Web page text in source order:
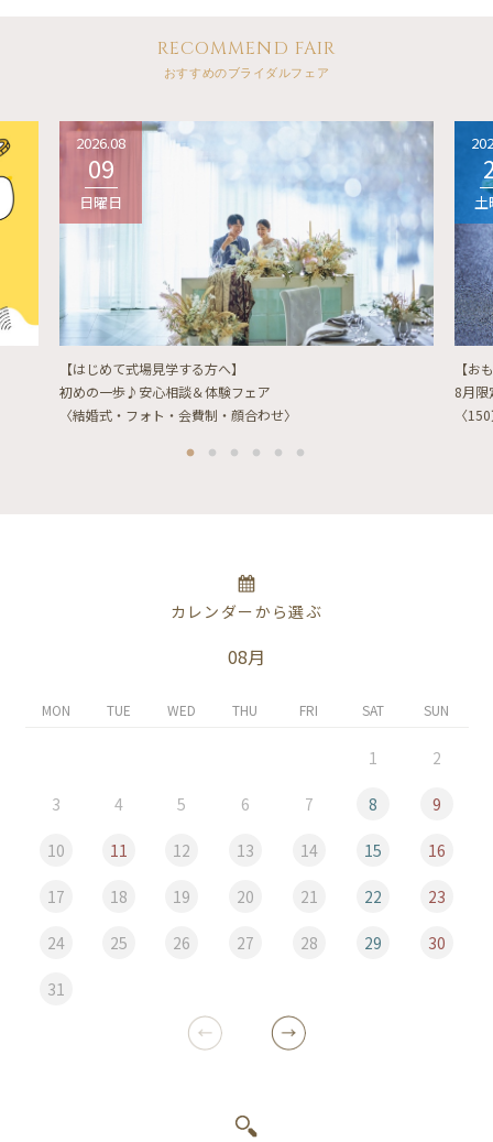
RECOMMEND FAIR
おすすめのブライダルフェア
2026.08
09
日曜日
【はじめて式場見学する方へ】
初めの一歩♪安心相談＆体験フェア
〈結婚式・フォト・会費制・顔合わせ〉
土
【お
8月限
〈
カレンダーから選ぶ
08月
MON TUE WED THU FRI SAT SUN
1 2
3 4 5 6 7 8 9
10 11 12 13 14 15 16
17 18 19 20 21 22 23
24 25 26 27 28 29 30
31